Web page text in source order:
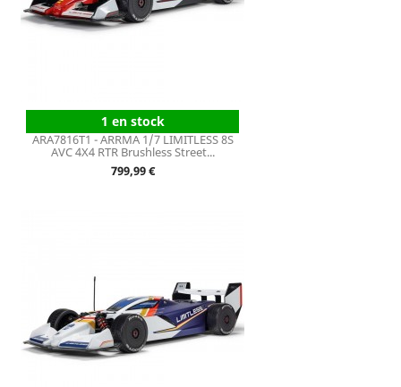
1 en stock
ARA7816T1 - ARRMA 1/7 LIMITLESS 8S
AVC 4X4 RTR Brushless Street...
Prix
799,99 €